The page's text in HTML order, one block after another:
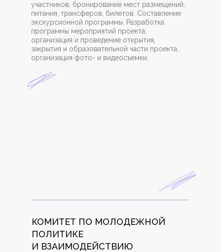
участников, бронирование мест размещений,
питания, трансферов, билетов. Составление
экскурсионной программы. Разработка
программы мероприятий проекта,
организация и проведение открытия,
закрытия и образовательной части проекта,
организация фото- и видеосъемки.
КОМИТЕТ ПО МОЛОДЕЖНОЙ
ПОЛИТИКЕ
И ВЗАИМОДЕЙСТВИЮ